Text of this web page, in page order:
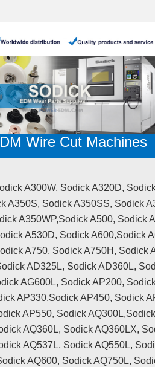
Wire Cut Machines
A300W, Sodick A320D, Sodick
A350S, Sodick A350SS, Sodick
A350WP,Sodick A500, Sodick
A530D, Sodick A600,Sodick
A750, Sodick A750H, Sodick
AD325L, Sodick AD360L,
AG600L, Sodick AP200, Sodick
AP330,Sodick AP450, Sodick
AP550, Sodick AQ300L,Sodick
AQ360L, Sodick AQ360LX,
AQ537L, Sodick AQ550L,
AQ600, Sodick AQ750L,